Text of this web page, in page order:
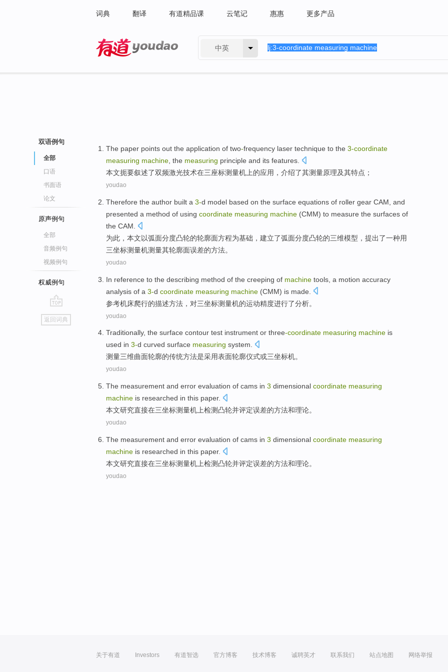
词典 翻译 有道精品课 云笔记 惠惠 更多产品
中英
双语例句
全部
口语
书面语
论文
原声例句
全部
音频例句
视频例句
权威例句
go
top
返回词典
The paper points out the application of two-frequency laser technique to the 3-coordinate
measuring machine , the measuring principle and its features
本文扼要叙述了双频激光技术在三座标测量机上的应用 ，介绍了其测量原理及其特点；
youdao
Therefore the author built a 3-d model based on the surface equations of roller gear CAM , and
presented a method of using coordinate measuring machine (CMM) to measure the surfaces of
the CAM.
为此 ， 本文以弧面分度凸轮的轮廓面方程为基础， 建立了弧面分度凸轮的三维模型 ， 提出了一种用
三坐标测量机测量其轮廓面误差的方法。
youdao
In reference to the describing method of the creeping of machine tools, a motion accuracy
analysis of a 3-d coordinate measuring machine (CMM) is made
参考机床爬行的描述方法 ，对三坐标测量机的运动精度进行了分析。
youdao
Traditionally, the surface contour test instrument or three-coordinate measuring machine is
used in 3-d curved surface measuring system.
测量三维曲面轮廓的传统方法是采用表面轮廓仪式或三坐标机。
youdao
The measurement and error evaluation of cams in 3 dimensional coordinate measuring
machine is researched in this paper.
本文研究直接在三坐标测量机上检测 凸轮并评定误差的方法和理论。
youdao
The measurement and error evaluation of cams in 3 dimensional coordinate measuring
machine is researched in this paper.
本文研究直接在三坐标测量机上检测 凸轮并评定误差的方法和理论。
youdao
关于有道 Investors 有道智选 官方博客 技术博客 诚聘英才 联系我们 站点地图 网络举报